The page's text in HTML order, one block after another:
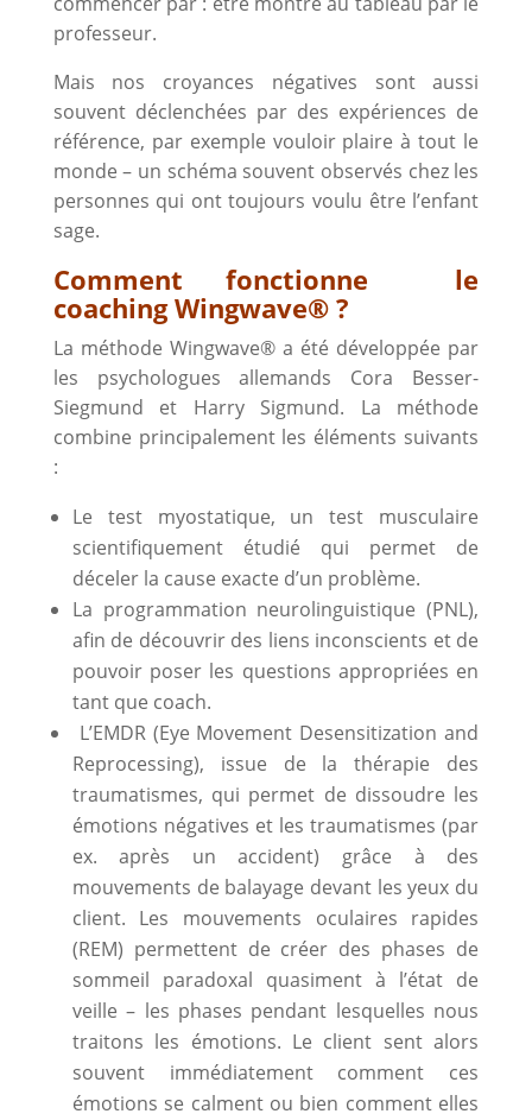
professeur.
Mais nos croyances négatives sont aussi
souvent déclenchées par des expériences de
référence, par exemple vouloir plaire à tout le
monde – un schéma souvent observés chez les
personnes qui ont toujours voulu être l’enfant
sage.
Comment fonctionne le
coaching Wingwave®?
La méthode Wingwave® a été développée par
les psychologues allemands Cora Besser-
Siegmund et Harry Sigmund. La méthode
combine principalement les éléments suivants
:
Le test myostatique, un test musculaire
scientifiquement étudié qui permet de
déceler la cause exacte d’un problème.
La programmation neurolinguistique (PNL),
afin de découvrir des liens inconscients et de
pouvoir poser les questions appropriées en
tant que coach.
L’EMDR (Eye Movement Desensitization and
Reprocessing), issue de la thérapie des
traumatismes, qui permet de dissoudre les
émotions négatives et les traumatismes (par
ex. après un accident) grâce à des
mouvements de balayage devant les yeux du
client. Les mouvements oculaires rapides
(REM) permettent de créer des phases de
sommeil paradoxal quasiment à l’état de
veille – les phases pendant lesquelles nous
traitons les émotions. Le client sent alors
souvent immédiatement comment ces
émotions se calment ou bien comment elles